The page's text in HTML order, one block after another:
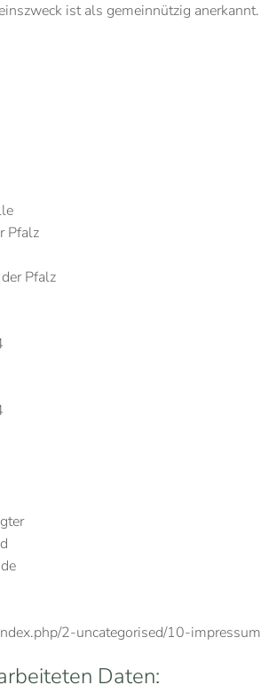
ist als gemeinnützig anerkannt.
Pfalz
Pfalz
2-uncategorised/10-impressum
Daten: